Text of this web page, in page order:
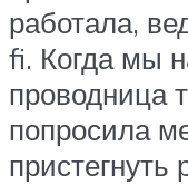
работала,
fi. Когда мы
проводница
попросила
пристегнуть